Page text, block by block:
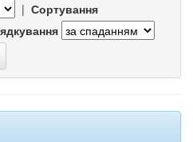
| Сортування